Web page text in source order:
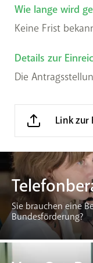
Wie lange wird
Keine Frist
Details zur
Die
Link zur
Sie brauchen eine
Bundesförderung?